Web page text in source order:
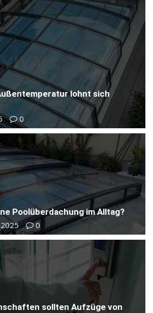
lohnt sich
0
Poolüberdachung im Alltag?
0
sollten Aufzüge von